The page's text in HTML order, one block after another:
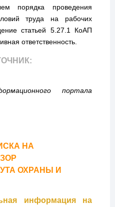
порядка проведения
труда на рабочих
статьей 5.27.1 КоАП
ответственность.
портала
НА
ОХРАНЫ И
информация на